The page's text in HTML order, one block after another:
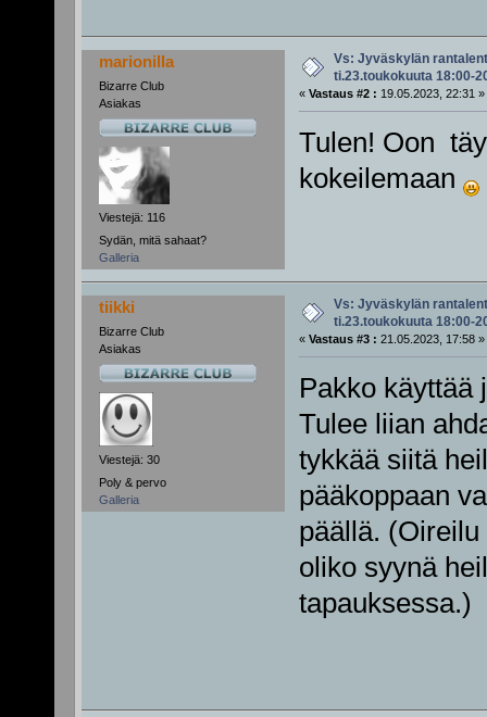
marionilla
Bizarre Club
Asiakas
Viestejä: 116
Sydän, mitä sahaat?
Galleria
Vs: Jyväskylän
ti.23.toukokuuta 18:00-
« Vastaus #2 : 19.05.2023, 22:31 »
Tulen! Oon
kokeilemaan
tiikki
Bizarre Club
Asiakas
Viestejä: 30
Poly & pervo
Galleria
Vs: Jyväskylän
ti.23.toukokuuta 18:00-
« Vastaus #3 : 21.05.2023, 17:58 »
Pakko käyttää
Tulee liian
tykkää siitä
pääkoppaan
päällä.
oliko syynä
tapauksessa.)